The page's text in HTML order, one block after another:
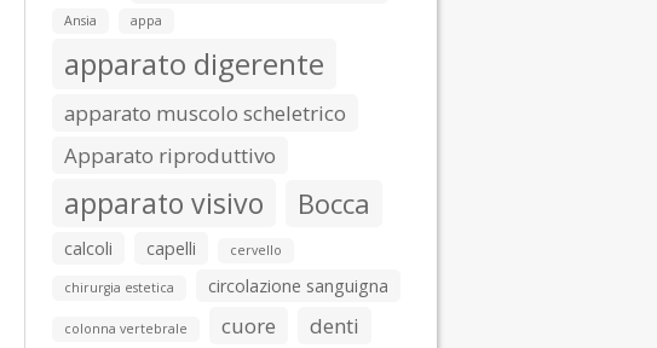
Ansia appa
apparato digerente
apparato muscolo scheletrico
Apparato riproduttivo
apparato visivo Bocca
calcoli capelli cervello
chirurgia estetica circolazione sanguigna
colonna vertebrale cuore denti